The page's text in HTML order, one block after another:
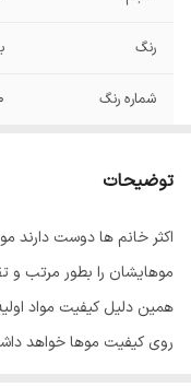
رنگ
شماره رنگ
توضیحات
موهایشان را بطور مرتب و
همین دلیل کیفیت مواد
روی کیفیت موها خواهد